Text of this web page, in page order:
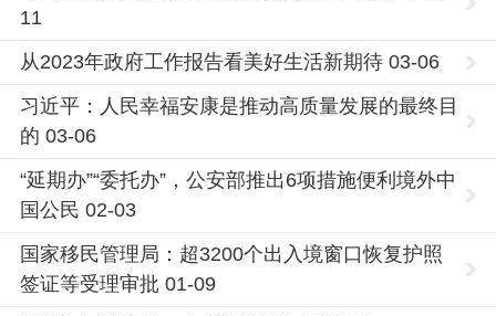
11
从2023年政府工作报告看美好生活新期待 03-06
习近平：人民幸福安康是推动高质量发展的最终目
的 03-06
“延期办”“委托办”，公安部推出6项措施便利境外中
国公民 02-03
国家移民管理局：超3200个出入境窗口恢复护照
签证等受理审批 01-09